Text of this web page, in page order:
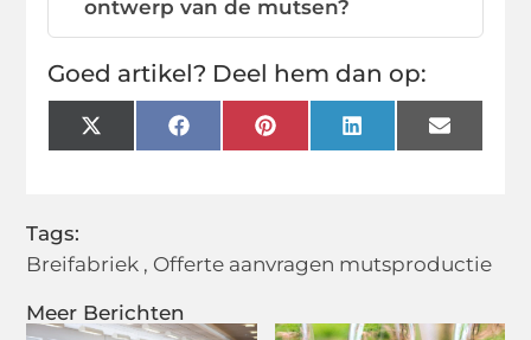
Meer Berichten
ontwerp van de mutsen?
Goed artikel? Deel hem dan op:
X
(Twitter)
FacebookPinterestLinkedInEmail
Tags:
Breifabriek , Offerte aanvragen mutsproductie